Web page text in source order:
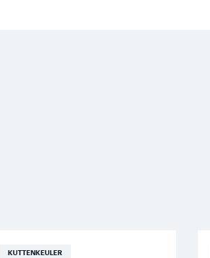
KUTTENKEULER